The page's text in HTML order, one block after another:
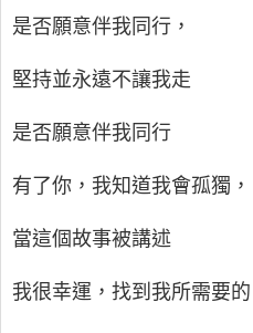
是否願意伴我同行，
堅持並永遠不讓我走
是否願意伴我同行
有了你，我知道我會孤獨，
當這個故事被講述
我很幸運，找到我所需要的